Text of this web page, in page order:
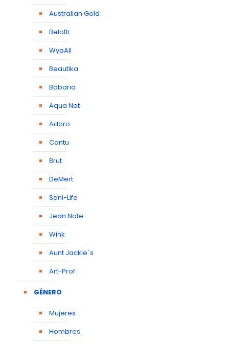
Australian Gold
Belotti
WypAll
Beautika
Babaria
Aqua Net
Adoro
Cantu
Brut
DeMert
Sani-Life
Jean Nate
Wink
Aunt Jackie´s
Art-Prof
GÉNERO
Mujeres
Hombres